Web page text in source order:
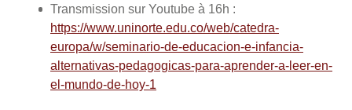
Transmission sur Youtube à 16h :
https://www.uninorte.edu.co/web/catedra-
europa/w/seminario-de-educacion-e-infancia-
alternativas-pedagogicas-para-aprender-a-leer-en-
el-mundo-de-hoy-1